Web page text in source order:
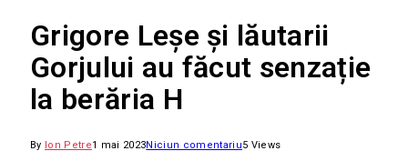
Grigore Leșe și lăutarii
Gorjului au făcut senzație
la berăria H
By Ion Petre1 mai 2023Niciun comentariu5 Views